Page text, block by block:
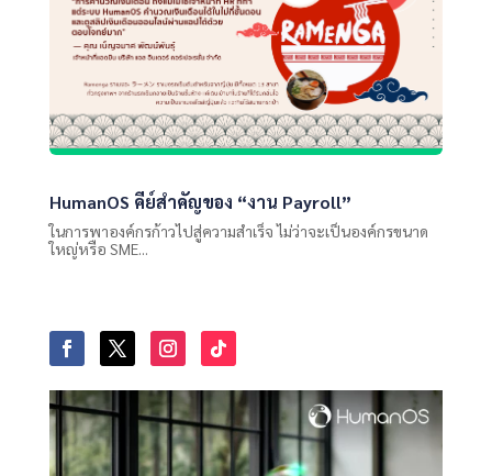
HumanOS คีย์สำคัญของ “งาน Payroll”
ในการพาองค์กรก้าวไปสู่ความสำเร็จ ไม่ว่าจะเป็นองค์กรขนาด
ใหญ่หรือ SME...